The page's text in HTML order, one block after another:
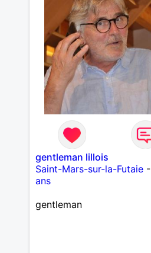
gentleman lillois
Saint-Mars-sur-la-Futaie-
ans
gentleman